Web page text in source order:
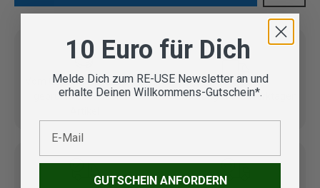
Vom Outdoor Spezialisten
geprüfte Second Hand
Lieferung in 3-5 Werktagen
10 Euro für Dich
Melde Dich zum RE-USE Newsletter an und
erhalte Deinen Willkommens-Gutschein*.
GUTSCHEIN ANFORDERN